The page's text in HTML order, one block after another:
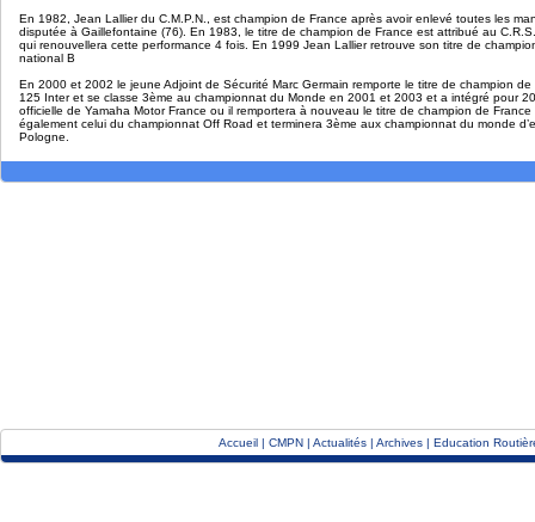
En 1982, Jean Lallier du C.M.P.N., est champion de France après avoir enlevé toutes les
disputée à Gaillefontaine (76). En 1983, le titre de champion de France est attribué au
qui renouvellera cette performance 4 fois. En 1999 Jean Lallier retrouve son titre de
national B
En 2000 et 2002 le jeune Adjoint de Sécurité Marc Germain remporte le titre de champion
125 Inter et se classe 3ème au championnat du Monde en 2001 et 2003 et a intégré pour
officielle de Yamaha Motor France ou il remportera à nouveau le titre de champion de France
également celui du championnat Off Road et terminera 3ème aux championnat du monde
Pologne.
Accueil | CMPN | Actualités | Archives | Education